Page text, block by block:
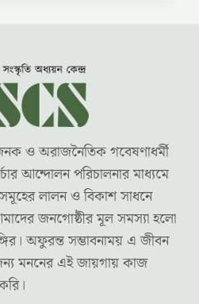
ও অরাজনৈতিক গবেষণাধর্মী
আন্দোলন পরিচালনার মাধ্যমে
লালন ও বিকাশ সাধনে
জনগোষ্ঠীর মূল সমস্যা হলো
অফুরন্ত সম্ভাবনাময় এ জীবন
মননের এই জায়গায় কাজ